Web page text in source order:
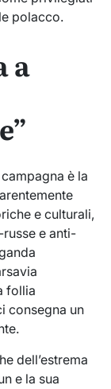
polacco.
a
è la
e culturali,
e anti-
follia
consegna un
dell’estrema
e la sua